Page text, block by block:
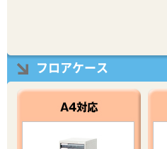
フロアケース